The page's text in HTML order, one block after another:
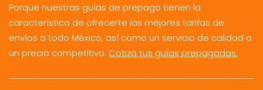
Porque nuestras guías de prepago tienen la
característica de ofrecerte las mejores tarifas de
envíos a todo México, así como un servicio de calidad a
un precio competitivo. Cotiza tus guías prepagadas.